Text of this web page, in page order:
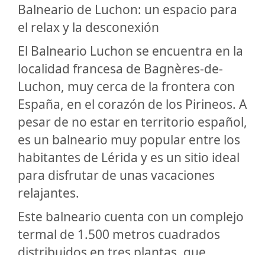
Balneario de Luchon: un espacio para
el relax y la desconexión
El Balneario Luchon se encuentra en la
localidad francesa de Bagnères-de-
Luchon, muy cerca de la frontera con
España, en el corazón de los Pirineos. A
pesar de no estar en territorio español,
es un balneario muy popular entre los
habitantes de Lérida y es un sitio ideal
para disfrutar de unas vacaciones
relajantes.
Este balneario cuenta con un complejo
termal de 1.500 metros cuadrados